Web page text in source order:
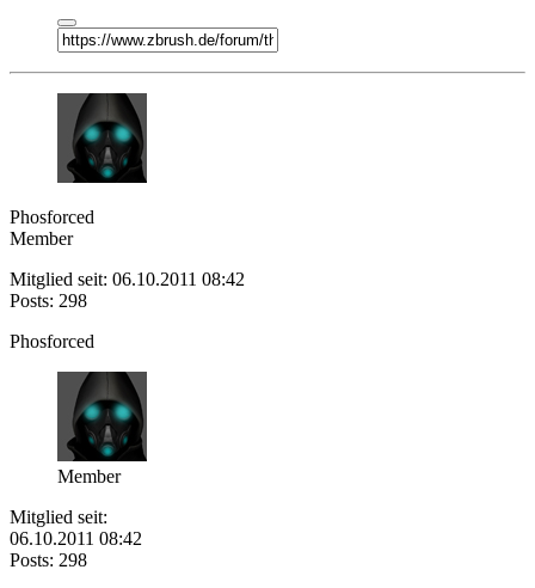
Phosforced
Member
Mitglied seit: 06.10.2011 08:42
Posts: 298
Phosforced
Member
Mitglied seit:
06.10.2011 08:42
Posts: 298